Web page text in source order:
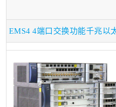
EMS4 4端口交换功能千兆以